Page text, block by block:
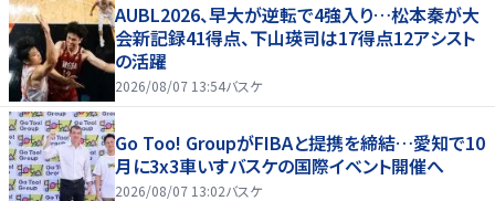
AUBL2026、早大が逆転で4強入り…松本秦が大
会新記録41得点、下山瑛司は17得点12アシスト
の活躍
2026/08/07 13:54バスケ
Go Too! GroupがFIBAと提携を締結…愛知で10
月に3x3車いすバスケの国際イベント開催へ
2026/08/07 13:02バスケ